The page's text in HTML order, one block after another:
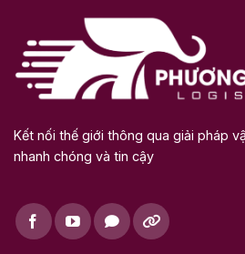
Kết nối thế giới thông qua giải pháp
nhanh chóng và tin cậy